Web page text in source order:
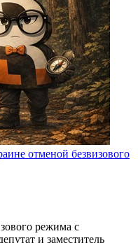
отменой безвизового
режима с
и заместитель